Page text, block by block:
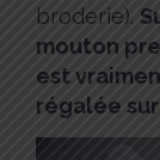
broderie).
mouton
est
régalée